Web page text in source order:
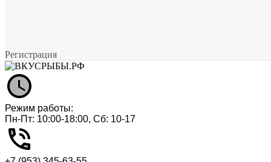
Регистрация
Режим работы:
Пн-Пт: 10:00-18:00, Сб: 10-17